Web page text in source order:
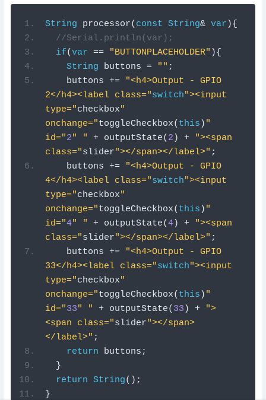
    buttons
+= "<h4>Output - GPIO
2</h4><label class="switch"><input
type="checkbox "
onchange="toggleCheckbox(this)"
2" " + outputState ( 2
class="slider"></span></label>";
    buttons
+=
"<h4>Output - GPIO
4</h4><label class="
type="checkbox"
onchange="toggleCheckbox( this)"
id="4" " + outputState(4) +
"><span
class="slider"></span></label>";
    buttons
+=
"<h4>Output - GPIO
33</h4><label class="
type="checkbox"
onchange="toggleCheckbox ( this)"
id="33" " + outputState(33) +
">
<span class="slider"></span>
</label>" ;
return buttons
}
return
String();
}
您可以轻松删除或添加更多行以创建更多按钮。
让我们看看按钮是如何创建的。我们创建一个名为的